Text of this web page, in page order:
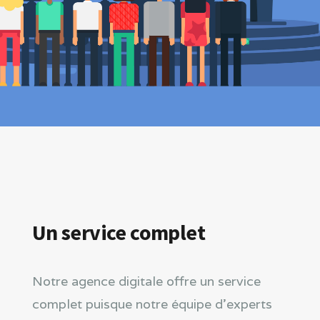
Un service complet
Notre agence digitale offre un service
complet puisque notre équipe d’experts